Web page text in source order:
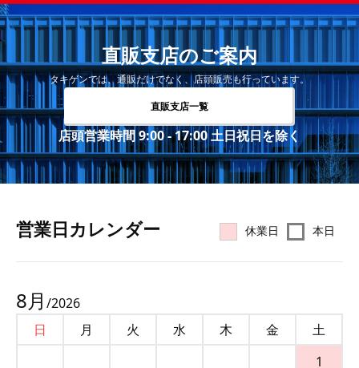
直販支店のご案内
タキゲンでは、通販だけでなく、店頭販売も行っています。
直販支店一覧
店頭営業時間 9:00 - 17:00 土日祝日を除く
営業⽇カレンダー 休業日 本日
8月 /2026
日
月 火 水 木 金
土
1